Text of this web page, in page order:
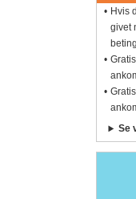
Hvis
givet
Se